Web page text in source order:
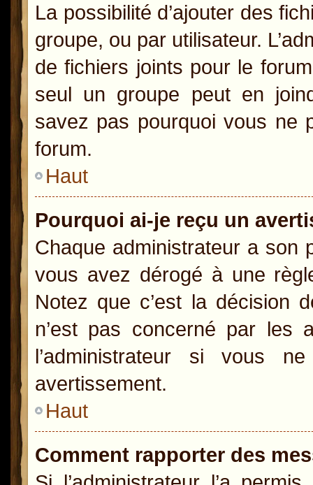
La possibilité d’ajouter des
groupe, ou par utilisateur.
de fichiers joints pour le
seul un groupe peut en
savez pas pourquoi vous ne
forum.
Haut
Pourquoi ai-je reçu un
Chaque administrateur a son
vous avez dérogé à une
Notez que c’est la décision
n’est pas concerné par les
l’administrateur si vous
avertissement.
Haut
Comment rapporter des